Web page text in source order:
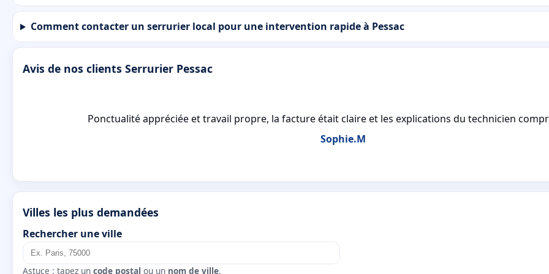
Comment contacter un serrurier local pour une intervention rapide à Pessac
Avis de nos clients Serrurier Pessac
Ponctualité appréciée et travail propre, la facture était claire et les explications du technicien
Sophie.M
Villes les plus demandées
Rechercher une ville
Astuce : tapez un code postal ou un nom de ville.